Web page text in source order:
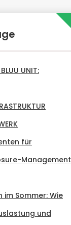
UNIT:
für
Management
im Sommer: Wie
und